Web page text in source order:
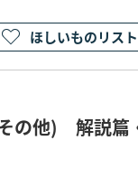
ほしいものリス
の他) 解説篇